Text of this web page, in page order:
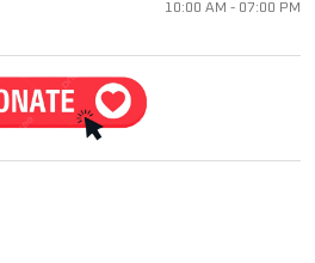
10:00 AM - 07:00 PM